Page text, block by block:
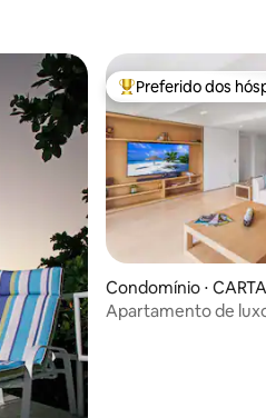
Entre os melhores
Preferido dos
Condomínio ⋅
Apartamento de